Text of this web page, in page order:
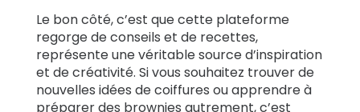
Le bon côté, c’est que cette plateforme
regorge de conseils et de recettes,
représente une véritable source d’inspiration
et de créativité. Si vous souhaitez trouver de
nouvelles idées de coiffures ou apprendre à
préparer des brownies autrement, c’est